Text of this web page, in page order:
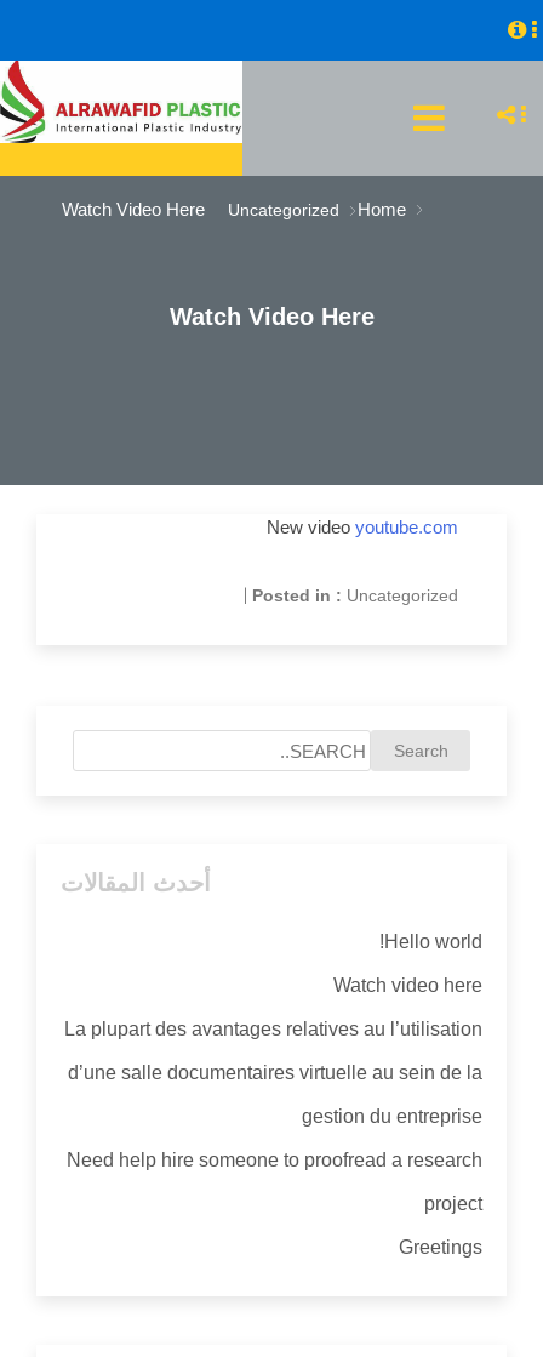
Home
Uncategorized
Watch Video Here
Watch Video Here
New video youtube.com
Posted in : Uncategorized
أحدث المقالات
Hello world!
Watch video here
La plupart des avantages relatives au l’utilisation
d’une salle documentaires virtuelle au sein de la
gestion du entreprise
Need help hire someone to proofread a research
project
Greetings